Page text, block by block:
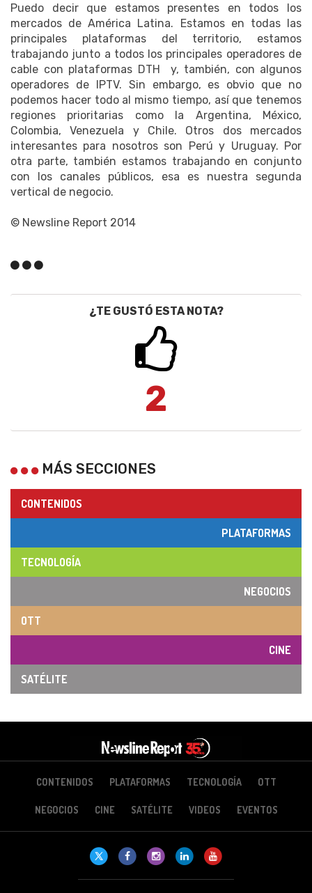
Puedo decir que estamos presentes en todos los
mercados de América Latina. Estamos en todas las
principales plataformas del territorio, estamos
trabajando junto a todos los principales operadores de
cable con plataformas DTH y, también, con algunos
operadores de IPTV. Sin embargo, es obvio que no
podemos hacer todo al mismo tiempo, así que tenemos
regiones prioritarias como la Argentina, México,
Colombia, Venezuela y Chile. Otros dos mercados
interesantes para nosotros son Perú y Uruguay. Por
otra parte, también estamos trabajando en conjunto
con los canales públicos, esa es nuestra segunda
vertical de negocio.
© Newsline Report 2014
¿TE GUSTÓ ESTA NOTA?
2
MÁS SECCIONES
CONTENIDOS
PLATAFORMAS
TECNOLOGÍA
NEGOCIOS
OTT
CINE
SATÉLITE
CONTENIDOS PLATAFORMAS TECNOLOGÍA OTT
NEGOCIOS CINE SATÉLITE VIDEOS EVENTOS